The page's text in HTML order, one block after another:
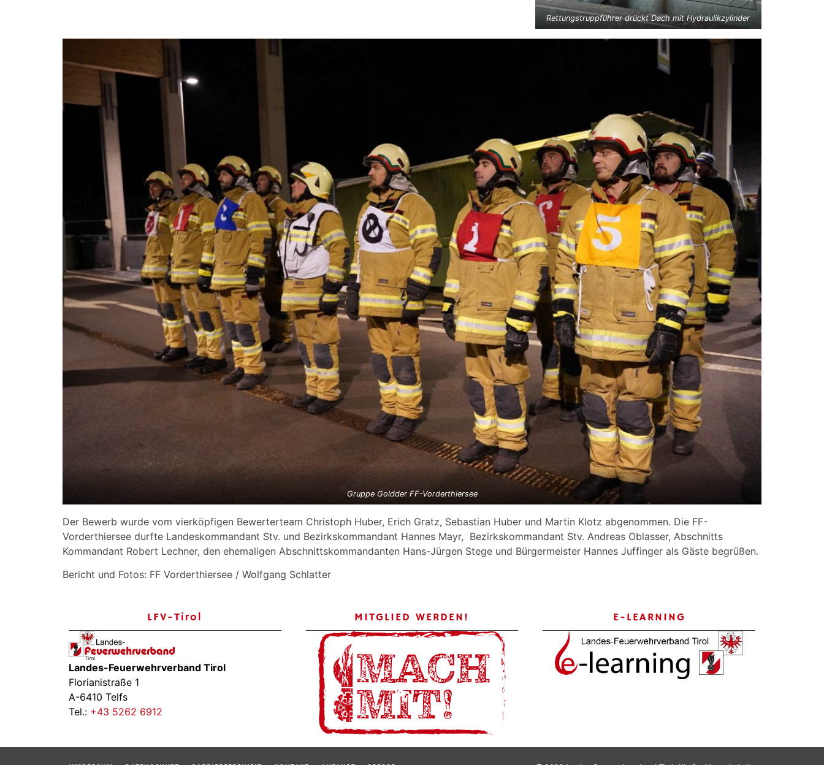
Rettungstruppführer drückt Dach mit Hydraulikzylinder
Gruppe Goldder FF-Vorderthiersee
Der Bewerb wurde vom vierköpfigen Bewerterteam Christoph Huber, Erich Gratz, Sebastian Huber und Martin Klotz abgenommen. Die FF-
Vorderthiersee durfte Landeskommandant Stv. und Bezirkskommandant Hannes Mayr, Bezirkskommandant Stv. Andreas Oblasser, Abschnitts
Kommandant Robert Lechner, den ehemaligen Abschnittskommandanten Hans-Jürgen Stege und Bürgermeister Hannes Juffinger als Gäste begrüßen.
Bericht und Fotos: FF Vorderthiersee / Wolfgang Schlatter
LFV-Tirol
Landes-Feuerwehrverband Tirol
Florianistraße 1
A-6410 Telfs
Tel.: +43 5262 6912
MITGLIED WERDEN! E-LEARNING